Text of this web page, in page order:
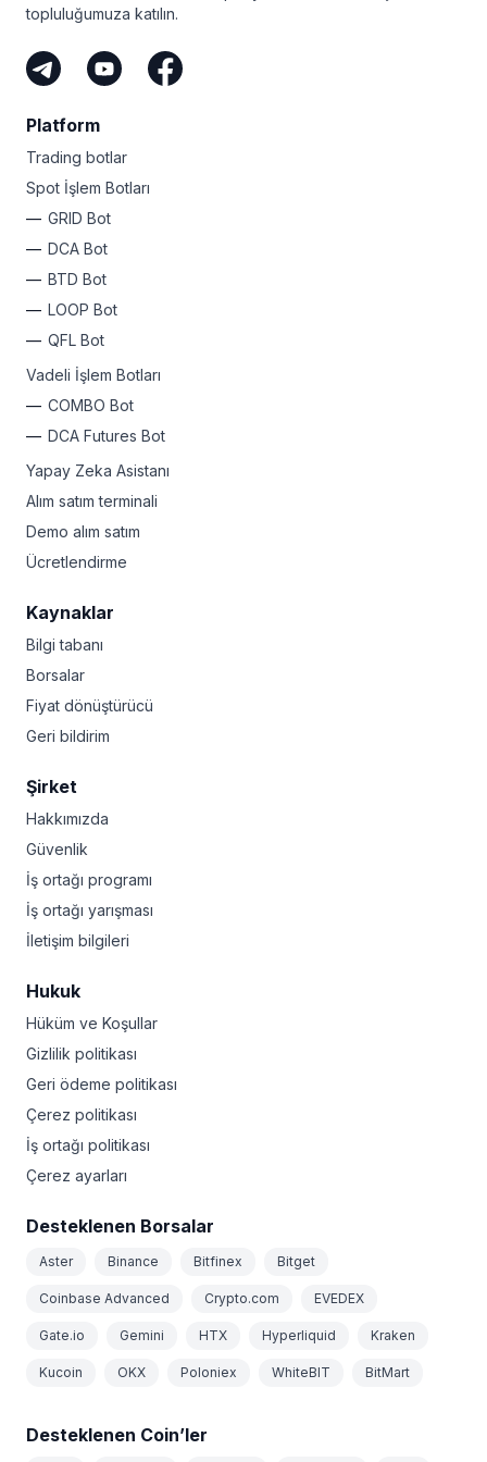
topluluğumuza katılın.
Platform
Trading botlar
Spot İşlem Botları
GRID Bot
DCA Bot
BTD Bot
LOOP Bot
QFL Bot
Vadeli İşlem Botları
COMBO Bot
DCA Futures Bot
Yapay Zeka Asistanı
Alım satım terminali
Demo alım satım
Ücretlendirme
Kaynaklar
Bilgi tabanı
Borsalar
Fiyat dönüştürücü
Geri bildirim
Şirket
Hakkımızda
Güvenlik
İş ortağı programı
İş ortağı yarışması
İletişim bilgileri
Hukuk
Hüküm ve Koşullar
Gizlilik politikası
Geri ödeme politikası
Çerez politikası
İş ortağı politikası
Çerez ayarları
Desteklenen Borsalar
Aster Binance Bitfinex Bitget
Coinbase Advanced Crypto.com EVEDEX
Gate.io Gemini HTX Hyperliquid Kraken
Kucoin OKX Poloniex WhiteBIT BitMart
Desteklenen Coin’ler